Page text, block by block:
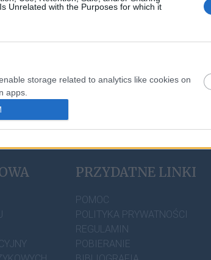
Unrelated with the Purposes for which it
storage related to analytics like cookies on
apps.
storage related to personalization.
storage related to security, including
PRZYDATNE LINKI
POMOC
POLITYKA PRYWATNOŚCI
REGULAMIN
POBIERANIE